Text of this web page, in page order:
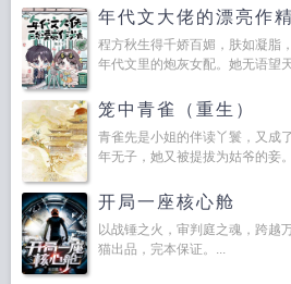
年代文大佬的漂亮作精
程方秋生得千娇百媚，肤如凝脂
年代文里的炮灰女配。她无语望
笼中青雀（重生）
青雀先是小姐的伴读丫鬟，又成
年无子，她又被提拔为姑爷的妾
开局一座核心舱
以战锤之火，审判庭之魂，跨越
猫出品，完本保证。...